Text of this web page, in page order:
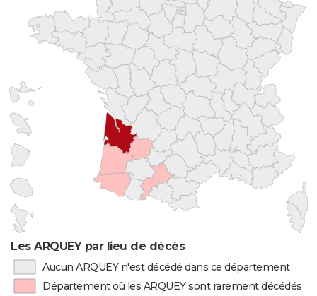
Les ARQUEY par lieu de décès
Aucun ARQUEY n'est décédé dans ce département
Département où les ARQUEY sont rarement décédés